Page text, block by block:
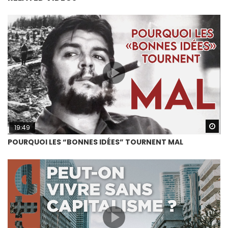
19:49
POURQUOI LES “BONNES IDÉES” TOURNENT MAL